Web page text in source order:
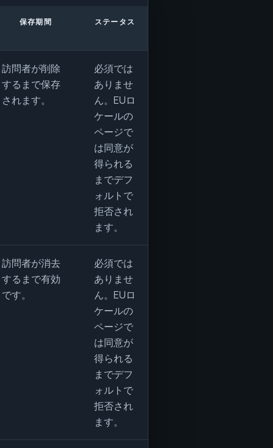
保存期間 ステータス
訪問者が削除
するまで保存
されます。
必須では
ありませ
ん。EUロ
ケールの
ページで
は同意が
得られる
までデフ
ォルトで
拒否され
ます。
訪問者が消去
するまで有効
です。
必須では
ありませ
ん。EUロ
ケールの
ページで
は同意が
得られる
までデフ
ォルトで
拒否され
ます。